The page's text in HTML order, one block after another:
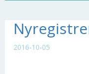
2016-10-05